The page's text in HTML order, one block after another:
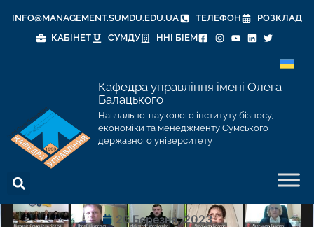
INFO@MANAGEMENT.SUMDU.EDU.UA ТЕЛЕФОН
РОЗКЛАД
КАБІНЕТ
СУМДУ ННІ БІЕМ
Кафедра управління імені Олега
Балацького
Навчально-наукового інституту бізнесу,
економіки та менеджменту Сумського
державного університету
26 Березня, 2023